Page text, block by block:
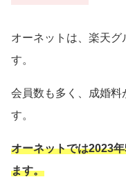
オーネットは、楽天
す。
会員数も多く、成婚料
す。
オーネットでは2023
ます。